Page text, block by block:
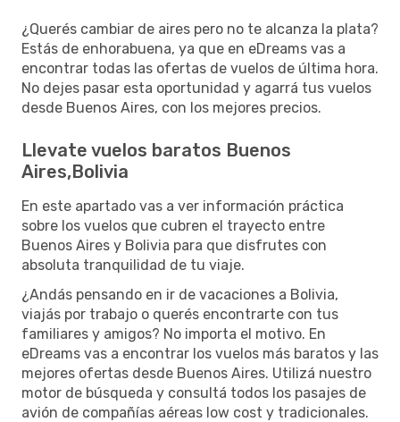
¿Querés cambiar de aires pero no te alcanza la plata?
Estás de enhorabuena, ya que en eDreams vas a
encontrar todas las ofertas de vuelos de última hora.
No dejes pasar esta oportunidad y agarrá tus vuelos
desde Buenos Aires, con los mejores precios.
Llevate vuelos baratos Buenos
Aires,Bolivia
En este apartado vas a ver información práctica
sobre los vuelos que cubren el trayecto entre
Buenos Aires y Bolivia para que disfrutes con
absoluta tranquilidad de tu viaje.
¿Andás pensando en ir de vacaciones a Bolivia,
viajás por trabajo o querés encontrarte con tus
familiares y amigos? No importa el motivo. En
eDreams vas a encontrar los vuelos más baratos y las
mejores ofertas desde Buenos Aires. Utilizá nuestro
motor de búsqueda y consultá todos los pasajes de
avión de compañías aéreas low cost y tradicionales.